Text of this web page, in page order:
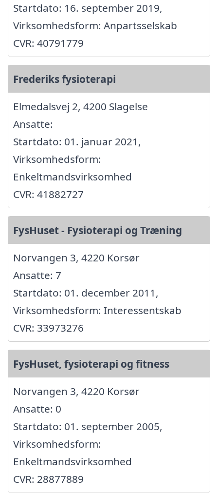
Startdato: 16. september 2019,
Virksomhedsform: Anpartsselskab
CVR: 40791779
Frederiks fysioterapi
Elmedalsvej 2, 4200 Slagelse
Ansatte:
Startdato: 01. januar 2021,
Virksomhedsform:
Enkeltmandsvirksomhed
CVR: 41882727
FysHuset - Fysioterapi og Træning
Norvangen 3, 4220 Korsør
Ansatte: 7
Startdato: 01. december 2011,
Virksomhedsform: Interessentskab
CVR: 33973276
FysHuset, fysioterapi og fitness
Norvangen 3, 4220 Korsør
Ansatte: 0
Startdato: 01. september 2005,
Virksomhedsform:
Enkeltmandsvirksomhed
CVR: 28877889